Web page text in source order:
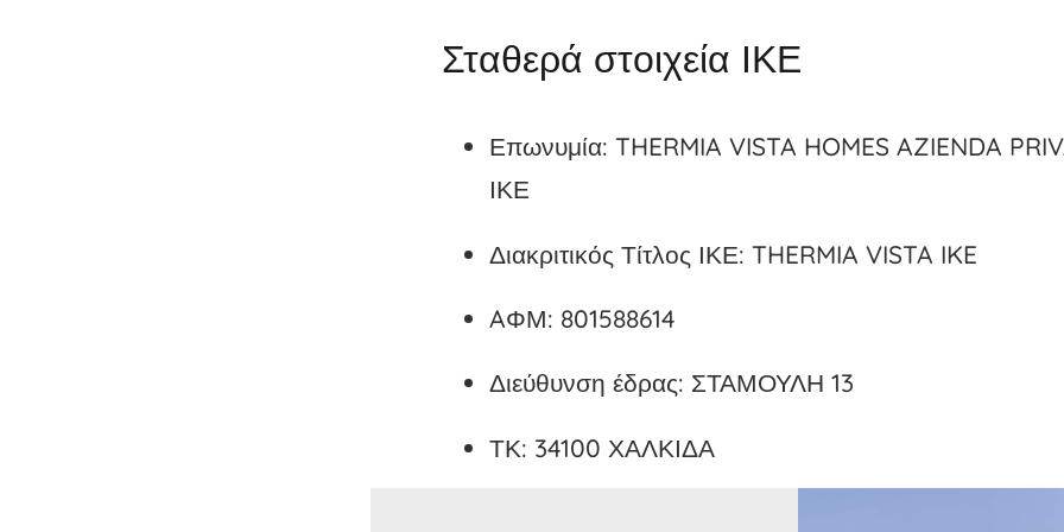
Σταθερά στοιχεία ΙΚΕ
Επωνυμία: THERMIA VISTA HOMES AZIENDA
ΙΚΕ
Διακριτικός Τίτλος ΙΚΕ: THERMIA VISTA IKE
AΦΜ: 801588614
Διεύθυνση έδρας: ΣΤΑΜΟΥΛΗ 13
ΤΚ: 34100 ΧΑΛΚΙΔΑ